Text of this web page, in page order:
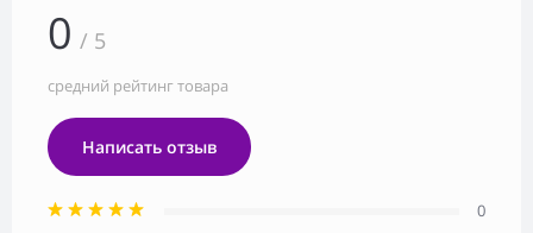
0 / 5
средний рейтинг товара
Написать отзыв
0